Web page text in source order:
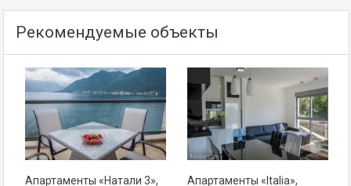
Рекомендуемые объекты
Апартаменты «Натали 3»,
Апартаменты «Italia»,